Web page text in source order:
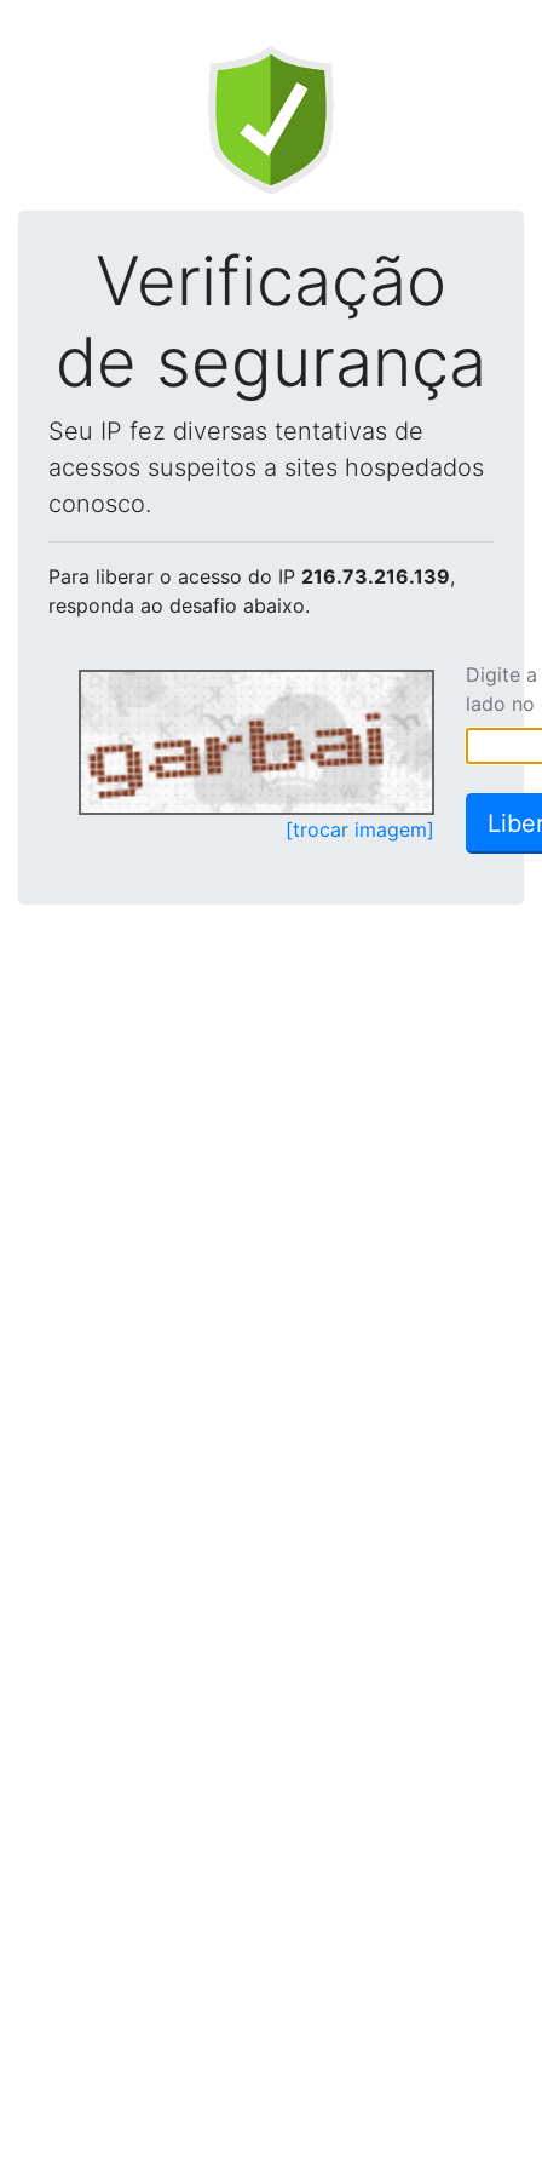
Verificação
de segurança
Seu IP fez diversas tentativas de
acessos suspeitos a sites hospedados
conosco.
Para liberar o acesso do IP 216.73.216.139,
responda ao desafio abaixo.
[trocar imagem]
Digite
lado no